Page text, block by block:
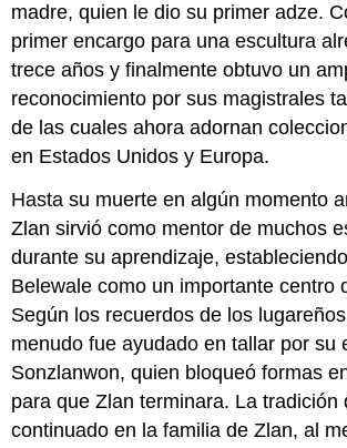
madre, quien le dio su primer adze.
primer encargo para una escultura
trece años y finalmente obtuvo un
reconocimiento por sus magistrales
de las cuales ahora adornan
en Estados Unidos y Europa.
Hasta su muerte en algún momento
Zlan sirvió como mentor de muchos
durante su aprendizaje,
Belewale como un importante centro
Según los recuerdos de los
menudo fue ayudado en tallar por su
Sonzlanwon, quien bloqueó formas
para que Zlan terminara. La tradición
continuado en la familia de Zlan, al